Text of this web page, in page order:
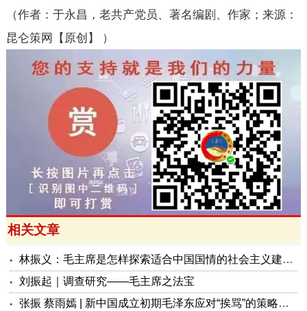
（作者：于永昌，老共产党员、著名编剧、作家；来源：
昆仑策网【原创】
）
相关文章
林振义：毛主席是怎样探索适合中国国情的社会主义建设道路的？
刘振起｜调查研究——毛主席之法宝
张振 蔡雨嫣 | 新中国成立初期毛泽东应对“挨骂”的策略及其当代启示